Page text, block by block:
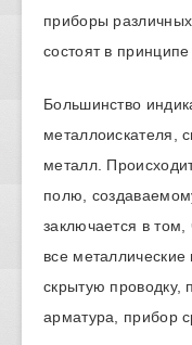
приборы
состоят в
Большинство
металлоискателя,
металл.
полю,
заключается в том,
все
скрытую проводку,
арматура, прибор